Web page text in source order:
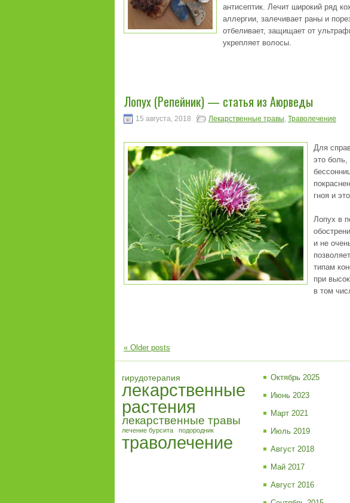
антисептик. Лечит широкий ряд
аллергии, залечивает раны и
отбеливает, защищает от
укрепляет волосы.
Лопух (Репейник) — статья из Аюрведы
15 августа, 2018 Лекарственные травы, Траволечение
Для
это боль,
гноя и
Лопух в
и не
типам
при
в том
« Older posts
гирудотерапия
лекарственные
растения
лекарственные травы
лечение бурсита подородник
траволечение
Октябрь 2025
Июнь 2023
Март 2021
Июль 2019
Август 2018
Май 2017
Август 2016